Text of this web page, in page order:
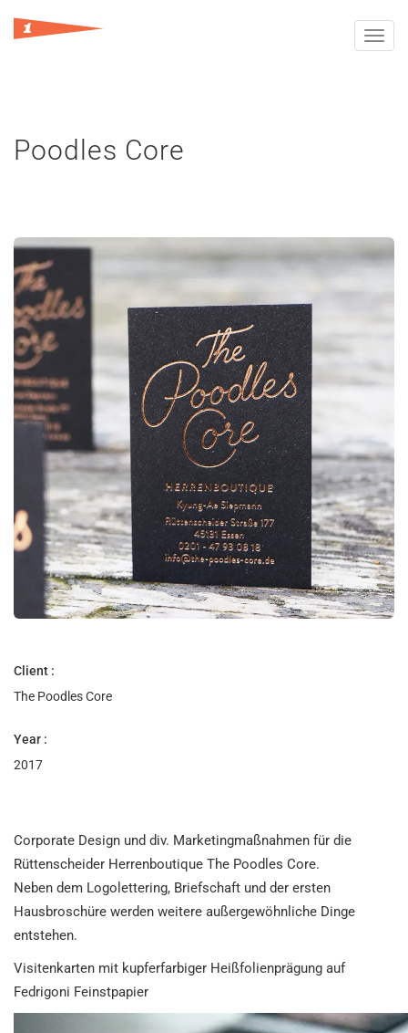
Poodles Core
Client :
The Poodles Core
Year :
2017
Corporate Design und div. Marketingmaßnahmen für die
Rüttenscheider Herrenboutique The Poodles Core.
Neben dem Logolettering, Briefschaft und der ersten
Hausbroschüre werden weitere außergewöhnliche Dinge
entstehen.
Visitenkarten mit kupferfarbiger Heißfolienprägung auf
Fedrigoni Feinstpapier